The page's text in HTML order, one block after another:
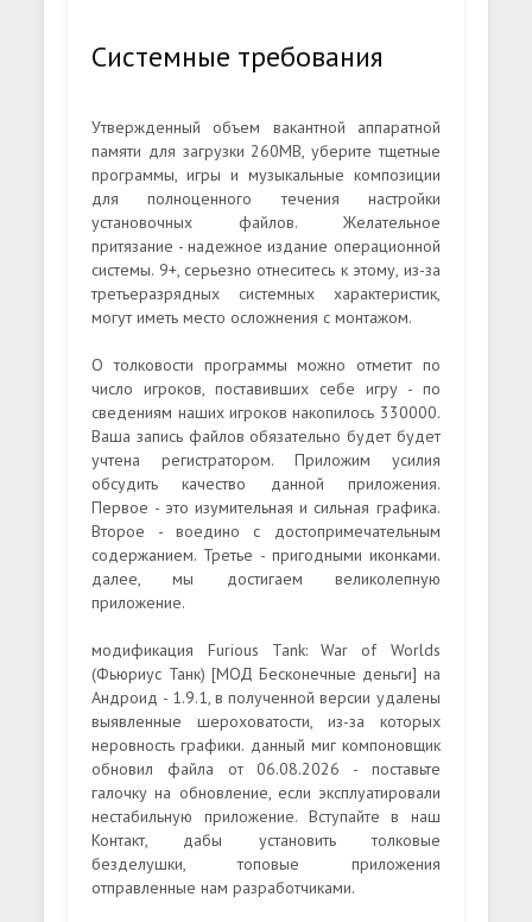
Системные требования
Утвержденный объем вакантной аппаратной
памяти для загрузки 260MB, уберите тщетные
программы, игры и музыкальные композиции
для полноценного течения настройки
установочных файлов. Желательное
притязание - надежное издание операционной
системы. 9+, серьезно отнеситесь к этому, из-за
третьеразрядных системных характеристик,
могут иметь место осложнения с монтажом.
О толковости программы можно отметит по
число игроков, поставивших себе игру - по
сведениям наших игроков накопилось 330000.
Ваша запись файлов обязательно будет будет
учтена регистратором. Приложим усилия
обсудить качество данной приложения.
Первое - это изумительная и сильная графика.
Второе - воедино с достопримечательным
содержанием. Третье - пригодными иконками.
далее, мы достигаем великолепную
приложение.
модификация Furious Tank: War of Worlds
(Фьюриус Танк) [МОД Бесконечные деньги] на
Андроид - 1.9.1, в полученной версии удалены
выявленные шероховатости, из-за которых
неровность графики. данный миг компоновщик
обновил файла от 06.08.2026 - поставьте
галочку на обновление, если эксплуатировали
нестабильную приложение. Вступайте в наш
Контакт, дабы установить толковые
безделушки, топовые приложения
отправленные нам разработчиками.